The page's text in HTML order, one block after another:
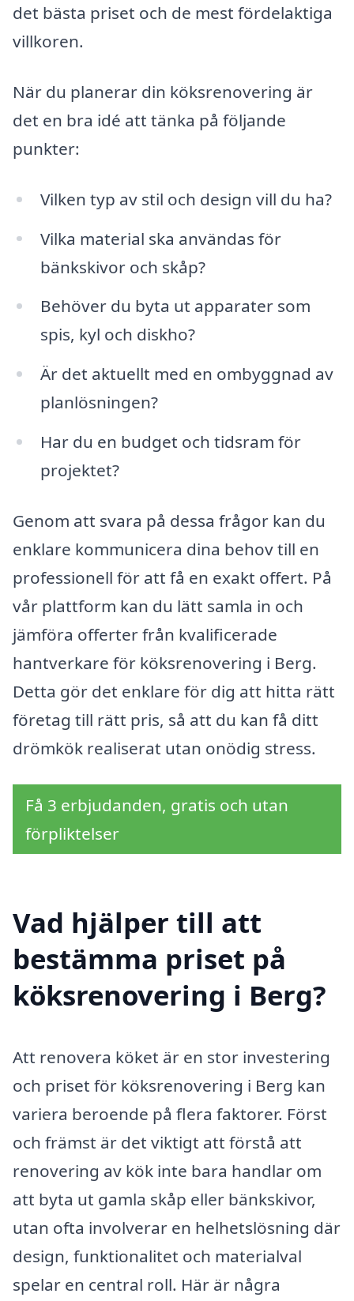
det bästa priset och de mest fördelaktiga
villkoren.
När du planerar din köksrenovering är
det en bra idé att tänka på följande
punkter:
Vilken typ av stil och design vill du ha?
Vilka material ska användas för
bänkskivor och skåp?
Behöver du byta ut apparater som
spis, kyl och diskho?
Är det aktuellt med en ombyggnad av
planlösningen?
Har du en budget och tidsram för
projektet?
Genom att svara på dessa frågor kan du
enklare kommunicera dina behov till en
professionell för att få en exakt offert. På
vår plattform kan du lätt samla in och
jämföra offerter från kvalificerade
hantverkare för köksrenovering i Berg.
Detta gör det enklare för dig att hitta rätt
företag till rätt pris, så att du kan få ditt
drömkök realiserat utan onödig stress.
Få 3 erbjudanden, gratis och utan
förpliktelser
Vad hjälper till att
bestämma priset på
köksrenovering i Berg?
Att renovera köket är en stor investering
och priset för köksrenovering i Berg kan
variera beroende på flera faktorer. Först
och främst är det viktigt att förstå att
renovering av kök inte bara handlar om
att byta ut gamla skåp eller bänkskivor,
utan ofta involverar en helhetslösning där
design, funktionalitet och materialval
spelar en central roll. Här är några